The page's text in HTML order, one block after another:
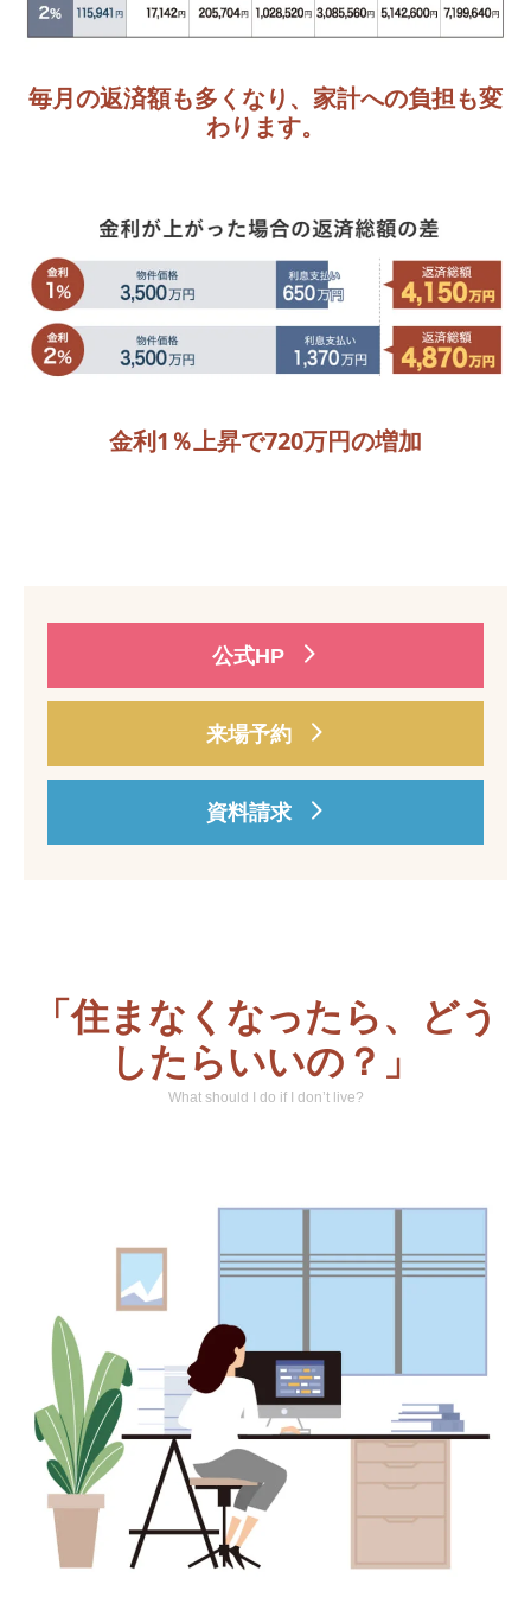
毎月の返済額も多くなり、家計への負担も変
わります。
金利1％上昇で720万円の増加
公式HP
来場予約
資料請求
「住まなくなったら、どう
したらいいの？」
What should I do if I don’t live?